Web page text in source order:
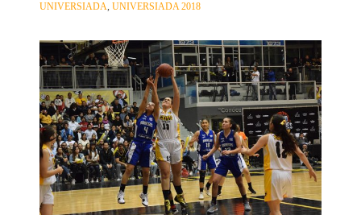
UNIVERSIADA,UNIVERSIADA 2018